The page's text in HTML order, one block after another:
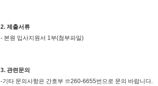
2. 제출서류
- 본원 입사지원서 1부(첨부파일)
3. 관련문의
-기타 문의사항은 간호부 ☏260-6655번으로 문의 바랍니다.